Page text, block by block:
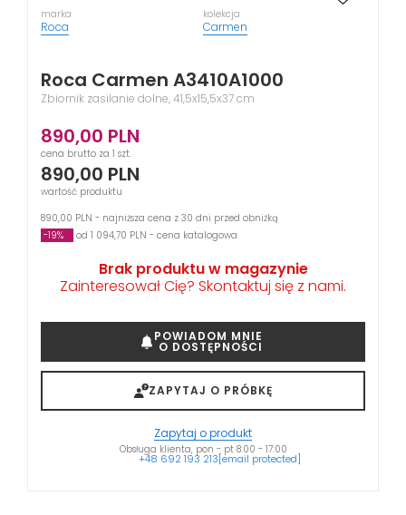
marka
Roca
kolekcja
Carmen
Roca Carmen A3410A1000
Zbiornik zasilanie dolne, 41,5x15,5x37 cm
890,00 PLN
cena brutto za 1 szt.
890,00 PLN
wartość produktu
890,00 PLN - najniższa cena z 30 dni przed obniżką
-19%
od 1 094,70 PLN - cena katalogowa
Brak produktu w magazynie
Zainteresował Cię? Skontaktuj się z nami.
POWIADOM MNIE
O DOSTĘPNOŚCI
ZAPYTAJ O PRÓBKĘ
Zapytaj o produkt
Obsługa klienta, pon - pt 8:00 - 17:00
+48 692 193 213[email protected]